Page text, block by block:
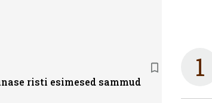
risti esimesed sammud 1